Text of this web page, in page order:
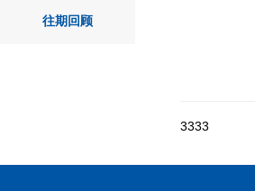
往期回顾
3333